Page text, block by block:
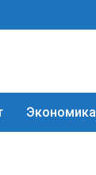
Экономика